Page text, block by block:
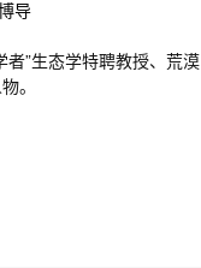
导
者”生态学特聘教授、荒漠
。